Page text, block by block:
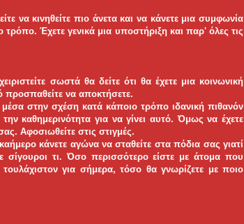
να κινηθείτε πιο άνετα και να κάνετε μια συμφωνία
Έχετε γενικά μια υποστήριξη και παρ' όλες τις
σωστά θα δείτε ότι θα έχετε μια κοινωνική
προσπαθείτε να αποκτήσετε.
στην σχέση κατά κάποιο τρόπο ιδανική πιθανόν
καθημερινότητα για να γίνει αυτό. Όμως να έχετε
Αφοσιωθείτε στις στιγμές.
κάνετε αγώνα να σταθείτε στα πόδια σας γιατί
σίγουροι τι. Όσο περισσότερο είστε με άτομα που
για σήμερα, τόσο θα γνωρίζετε με ποιο